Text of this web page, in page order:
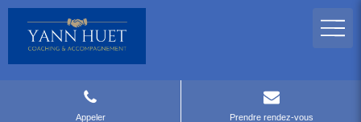
Appeler Prendre rendez-vous